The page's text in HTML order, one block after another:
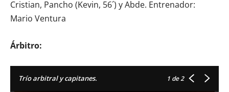
Cristian, Pancho (Kevin, 56´) y Abde. Entrenador:
Mario Ventura
Árbitro:
Trío arbitral y capitanes. 1 de 2